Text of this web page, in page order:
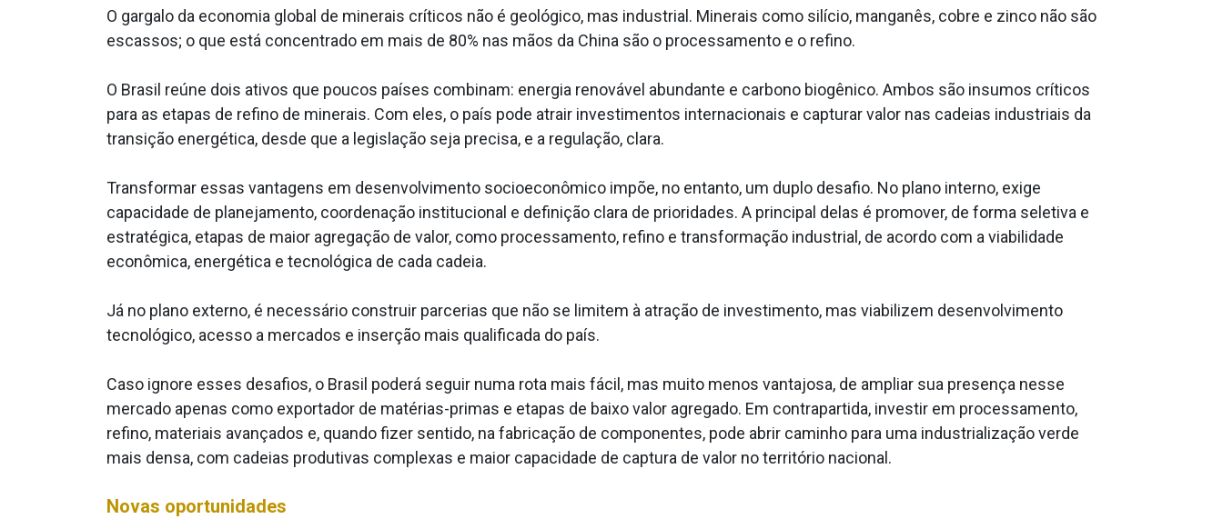
O gargalo da economia global de minerais críticos não é geológico, mas industrial. Minerais como silício, manganês, cobre e zinco não são
escassos; o que está concentrado em mais de 80% nas mãos da China são o processamento e o refino.
O Brasil reúne dois ativos que poucos países combinam: energia renovável abundante e carbono biogênico. Ambos são insumos críticos
para as etapas de refino de minerais. Com eles, o país pode atrair investimentos internacionais e capturar valor nas cadeias industriais da
transição energética, desde que a legislação seja precisa, e a regulação, clara.
Transformar essas vantagens em desenvolvimento socioeconômico impõe, no entanto, um duplo desafio. No plano interno, exige
capacidade de planejamento, coordenação institucional e definição clara de prioridades. A principal delas é promover, de forma seletiva e
estratégica, etapas de maior agregação de valor, como processamento, refino e transformação industrial, de acordo com a viabilidade
econômica, energética e tecnológica de cada cadeia.
Já no plano externo, é necessário construir parcerias que não se limitem à atração de investimento, mas viabilizem desenvolvimento
tecnológico, acesso a mercados e inserção mais qualificada do país.
Caso ignore esses desafios, o Brasil poderá seguir numa rota mais fácil, mas muito menos vantajosa, de ampliar sua presença nesse
mercado apenas como exportador de matérias-primas e etapas de baixo valor agregado. Em contrapartida, investir em processamento,
refino, materiais avançados e, quando fizer sentido, na fabricação de componentes, pode abrir caminho para uma industrialização verde
mais densa, com cadeias produtivas complexas e maior capacidade de captura de valor no território nacional.
Novas oportunidades